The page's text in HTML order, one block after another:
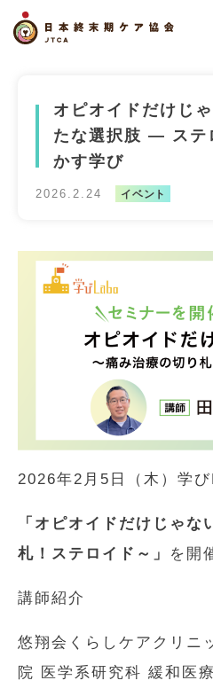
オピオイドだけじ
たな選択肢 ― ステ
かす学び
2026.2.24 イベント
2026年2月5日（木）学
「オピオイドだけじゃな
札！ステロイド～」
を開
講師紹介
悠翔会くらしケアクリニ
院 医学系研究科 緩和医